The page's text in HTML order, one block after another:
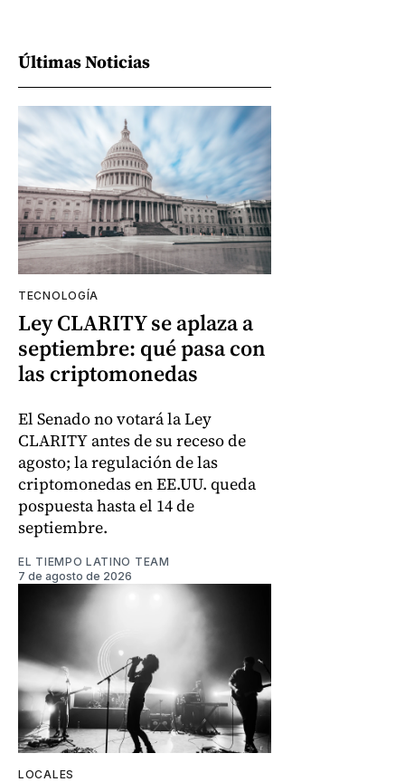
Últimas Noticias
TECNOLOGÍA
Ley CLARITY se aplaza a
septiembre: qué pasa con
las criptomonedas
El Senado no votará la Ley
CLARITY antes de su receso de
agosto; la regulación de las
criptomonedas en EE.UU. queda
pospuesta hasta el 14 de
septiembre.
EL TIEMPO LATINO TEAM
7 de agosto de 2026
LOCALES